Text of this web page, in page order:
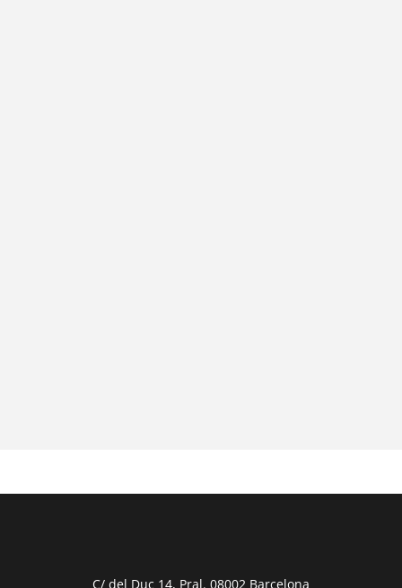
C/ del Duc 14, Pral. 08002 Barcelona